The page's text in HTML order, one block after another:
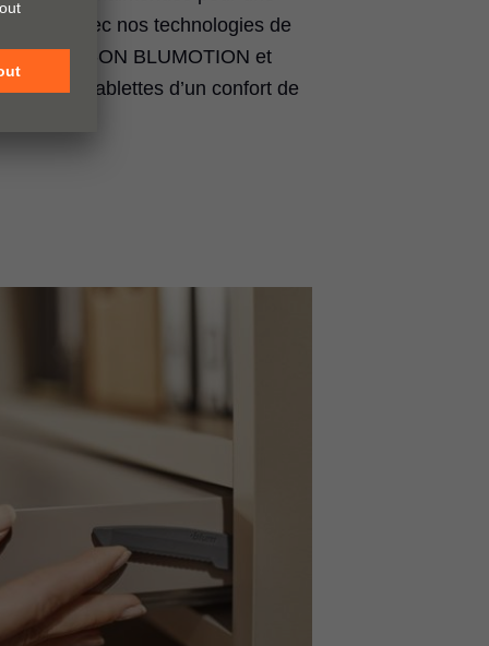
Avec nos technologies de
TIP-ON BLUMOTION et
les tablettes d’un confort de